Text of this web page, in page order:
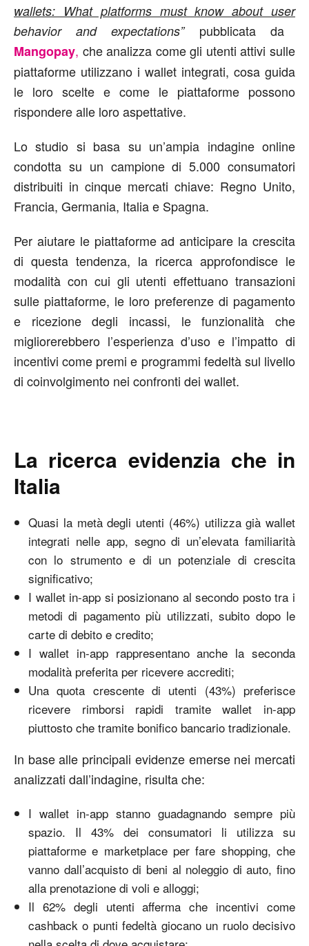
wallets: What platforms must know about user
behavior and expectations” pubblicata da
Mangopay, che analizza come gli utenti attivi sulle
piattaforme utilizzano i wallet integrati, cosa guida
le loro scelte e come le piattaforme possono
rispondere alle loro aspettative.
Lo studio si basa su un’ampia indagine online
condotta su un campione di 5.000 consumatori
distribuiti in cinque mercati chiave: Regno Unito,
Francia, Germania, Italia e Spagna.
Per aiutare le piattaforme ad anticipare la crescita
di questa tendenza, la ricerca approfondisce le
modalità con cui gli utenti effettuano transazioni
sulle piattaforme, le loro preferenze di pagamento
e ricezione degli incassi, le funzionalità che
migliorerebbero l’esperienza d’uso e l’impatto di
incentivi come premi e programmi fedeltà sul livello
di coinvolgimento nei confronti dei wallet.
La ricerca evidenzia che in
Italia
Quasi la metà degli utenti (46%) utilizza già wallet
integrati nelle app, segno di un’elevata familiarità
con lo strumento e di un potenziale di crescita
significativo;
I wallet in-app si posizionano al secondo posto tra i
metodi di pagamento più utilizzati, subito dopo le
carte di debito e credito;
I wallet in-app rappresentano anche la seconda
modalità preferita per ricevere accrediti;
Una quota crescente di utenti (43%) preferisce
ricevere rimborsi rapidi tramite wallet in-app
piuttosto che tramite bonifico bancario tradizionale.
In base alle principali evidenze emerse nei mercati
analizzati dall’indagine, risulta che:
I wallet in-app stanno guadagnando sempre più
spazio. Il 43% dei consumatori li utilizza su
piattaforme e marketplace per fare shopping, che
vanno dall’acquisto di beni al noleggio di auto, fino
alla prenotazione di voli e alloggi;
Il 62% degli utenti afferma che incentivi come
cashback o punti fedeltà giocano un ruolo decisivo